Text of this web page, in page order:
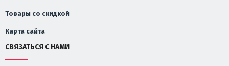
Товары со скидкой
Карта сайта
СВЯЗАТЬСЯ С НАМИ